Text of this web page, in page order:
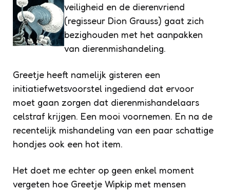
veiligheid en de dierenvriend
(regisseur Dion Grauss) gaat zich
bezighouden met het aanpakken
van dierenmishandeling.
Greetje heeft namelijk gisteren een
initiatiefwetsvoorstel ingediend dat ervoor
moet gaan zorgen dat dierenmishandelaars
celstraf krijgen. Een mooi voornemen. En na de
recentelijk mishandeling van een paar schattige
hondjes ook een hot item.
Het doet me echter op geen enkel moment
vergeten hoe Greetje Wipkip met mensen